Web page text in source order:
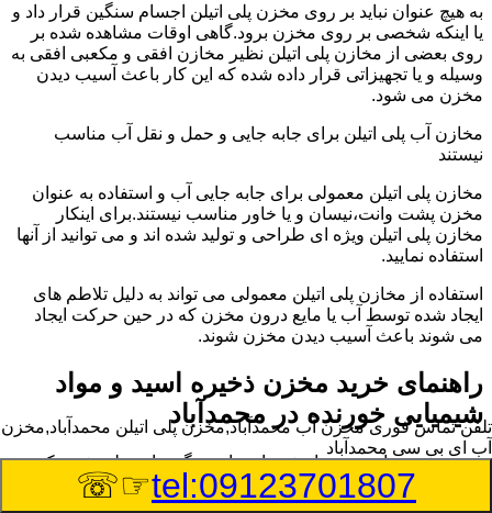
به هیچ عنوان نباید بر روی مخزن پلی اتیلن اجسام سنگین قرار داد و
یا اینکه شخصی بر روی مخزن برود.گاهی اوقات مشاهده شده بر
روی بعضی از مخازن پلی اتیلن نظیر مخازن افقی و مکعبی افقی به
وسیله و یا تجهیزاتی قرار داده شده که این کار باعث آسیب دیدن
مخزن می شود.
مخازن آب پلی اتیلن برای جابه جایی و حمل و نقل آب مناسب
نیستند
مخازن پلی اتیلن معمولی برای جابه جایی آب و استفاده به عنوان
مخزن پشت وانت،نیسان و یا خاور مناسب نیستند.برای اینکار
مخازن پلی اتیلن ویژه ای طراحی و تولید شده اند و می توانید از آنها
استفاده نمایید.
استفاده از مخازن پلی اتیلن معمولی می تواند به دلیل تلاطم های
ایجاد شده توسط آب یا مایع درون مخزن که در حین حرکت ایجاد
می شوند باعث آسیب دیدن مخزن شوند.
راهنمای خرید مخزن ذخیره اسید و مواد
شیمیایی خورنده در محمدآباد
مخزن ذخیره اسید و مواد شیمیایی باید به گونه ای تولید شوند که
بتوانند در برابر چگالی نسبتا بالا و خورندگی انواع اسیدها مقاومت
کافی داشته باشند.به همین دلیل نمی توان در هر مخزنی اسید و مواد
تلفن تماس فوریمخزن آب محمدآباد,مخزن پلی اتیلن محمدآباد,مخزن
آب ای بی سی محمدآباد
tel:09123701807
☞☏